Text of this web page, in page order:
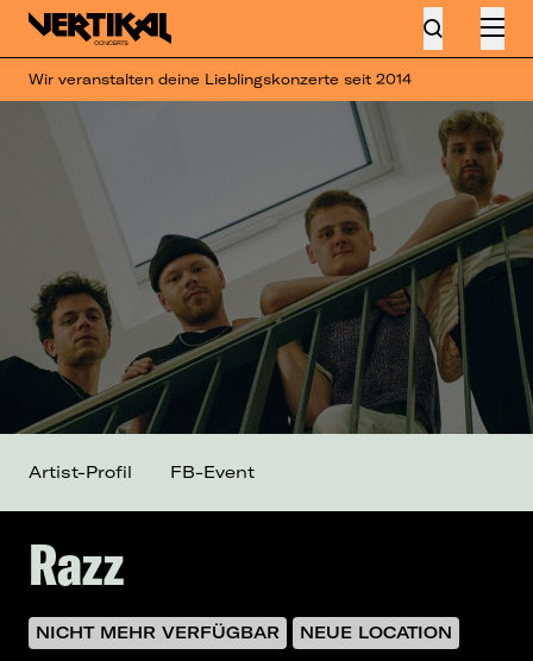
Wir veranstalten deine Lieblingskonzerte seit 2014
Razz
NICHT MEHR VERFÜGBAR
NEUE LOCATION
Artist-Profil FB-Event